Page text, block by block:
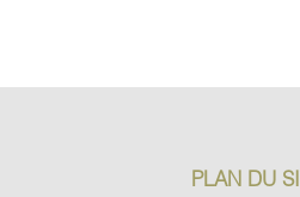
PLAN DU